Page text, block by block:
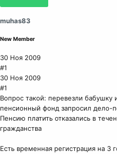
muhas83
New Member
30 Ноя 2009
#1
30 Ноя 2009
#1
Вопрос такой: перевезли бабушку
пенсионный фонд запросил дело-
Пенсию платить отказались в
гражданства
Есть временная регистрация на 3